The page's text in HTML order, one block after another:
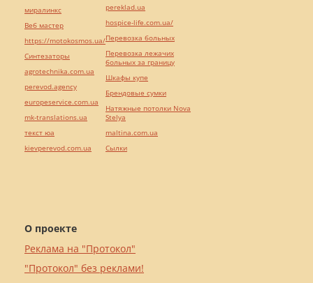
О проекте
Реклама на "Протокол"
"Протокол" без реклами!
миралинкс
Веб мастер
https://motokosmos.ua/
Синтезаторы
agrotechnika.com.ua
perevod.agency
europeservice.com.ua
mk-translations.ua
текст юа
kievperevod.com.ua
pereklad.ua
hospice-life.com.ua/
Перевозка больных
Перевозка лежачих
больных за границу
Шкафы купе
Брендовые сумки
Натяжные потолки Nova
Stelya
maltina.com.ua
Cылки